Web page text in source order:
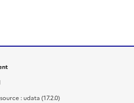
: udata (17.2.0)